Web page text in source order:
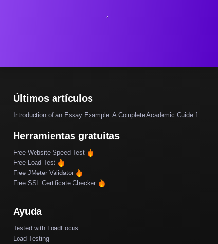
→
Últimos artículos
Introduction of an Essay Example: A Complete Academic Guide f..
Herramientas gratuitas
Free Website Speed Test
Free Load Test
Free JMeter Validator
Free SSL Certificate Checker
Ayuda
Tested with LoadFocus
Load Testing